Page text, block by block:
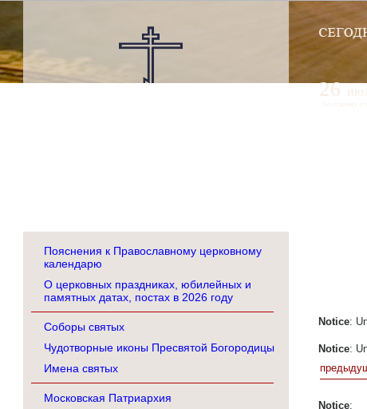
Пояснения к Православному церковному
календарю
О церковных праздниках, юбилейных и
памятных датах, постах в 2026 году
Соборы святых
Чудотворные иконы Пресвятой Богородицы
Имена святых
Московская Патриархия
Notice:
Notice:
Notice:
26
по старому